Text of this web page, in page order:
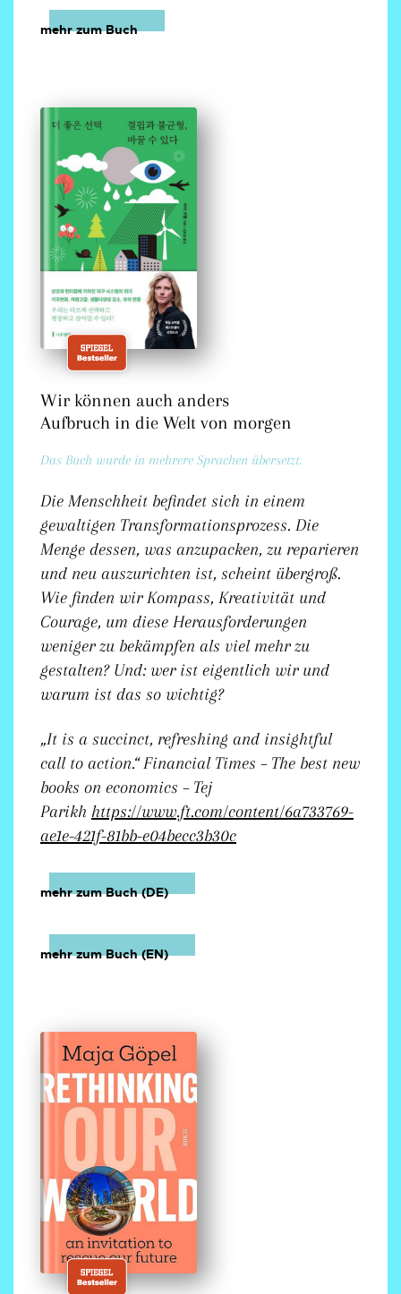
mehr zum Buch
Wir können auch anders
Aufbruch in die Welt von morgen
Das Buch wurde in mehrere Sprachen übersetzt.
Die Menschheit befindet sich in einem
gewaltigen Transformationsprozess. Die
Menge dessen, was anzupacken, zu reparieren
und neu auszurichten ist, scheint übergroß.
Wie finden wir Kompass, Kreativität und
Courage, um diese Herausforderungen
weniger zu bekämpfen als viel mehr zu
gestalten? Und: wer ist eigentlich wir und
warum ist das so wichtig?
„It is a succinct, refreshing and insightful
call to action.“Financial Times – The best new
books on economics – Tej
Parikh https://www.ft.com/content/6a733769-
ae1e-421f-81bb-e04becc3b30c
mehr zum Buch (DE)
mehr zum Buch (EN)